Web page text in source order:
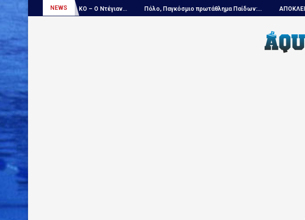
NEWS
ΑΠΟΚΛΕΙΣΤΙΚΟ – Ο Ντέγιαν... Πόλο, Παγκόσμιο πρωτάθλημα Παίδων:... ΑΠΟΚΛΕΙΣΤΙΚΟ